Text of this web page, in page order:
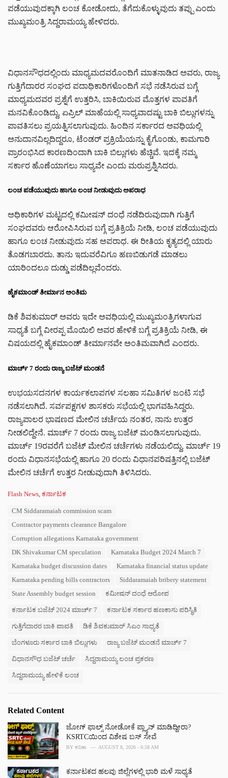
ಪಡೆಯುವುದಕ್ಕಾಗಿ ಲಂಚ ಕೋಡೋದು, ತೆಗೆದುಕೊಳ್ಳುವುದು ತಪ್ಪು ಎಂದು
ಮುಖ್ಯಮಂತ್ರಿ ಸಿದ್ದರಾಮಯ್ಯ ಹೇಳಿದರು.
ವಿಧಾನಸೌಧದಲ್ಲಿಂದು ಮಾಧ್ಯಮದವರೊಂದಿಗೆ ಮಾತನಾಡಿದ ಅವರು, ರಾಜ್ಯ
ಗುತ್ತಿಗೆದಾರರ ಸಂಘದ ಪದಾಧಿಕಾರಿಗಳೊಂದಿಗೆ ಸಭೆ ನಡೆಸಿರುವ ಬಗ್ಗೆ
ಮಾಧ್ಯಮದವರ ಪ್ರಶ್ನೆಗೆ ಉತ್ತರಿಸಿ, ಬಾಕಿಯಿರುವ ಮೊತ್ತಗಳ ಪಾವತಿಗೆ
ಮನವಿಕೊಂಡಿದ್ದು, ಏಪ್ರಿಲ್ ಮಾಹೆಯಲ್ಲಿ ಸಾಧ್ಯವಾದಷ್ಟು ಬಾಕಿ ಬಿಲ್ಲುಗಳನ್ನು
ಪಾವತಿಸಲು ಪ್ರಯತ್ನಿಸಲಾಗುವುದು. ಹಿಂದಿನ ಸರ್ಕಾರದ ಅವಧಿಯಲ್ಲಿ
ಅನುದಾನವಿಲ್ಲದಿದ್ದರೂ, ಟೆಂಡರ್ ಪ್ರಕ್ರಿಯೆಯನ್ನು ಕೈಗೊಂಡು, ಕಾಮಗಾರಿ
ಪ್ರಾರಂಭಿಸಿದ ಕಾರಣದಿಂದಾಗಿ ಬಾಕಿ ಬಿಲ್ಲುಗಳು ಹೆಚ್ಚಿವೆ. ಇದಕ್ಕೆ ನಮ್ಮ
ಸರ್ಕಾರ ಹೊಣೆಯಾಗಲು ಸಾಧ್ಯವೇ ಎಂದು ಮರುಪ್ರಶ್ನಿಸಿದರು.
ಲಂಚ ಪಡೆಯುವುದು ಹಾಗೂ ಲಂಚ ನೀಡುವುದು ಅಪರಾಧ
ಅಧಿಕಾರಿಗಳ ಮಟ್ಟದಲ್ಲಿ ಕಮೀಷನ್ ದಂಧೆ ನಡೆದಿರುವುದಾಗಿ ಗುತ್ತಿಗೆ
ಸಂಘದವರು ಆರೋಪಿಸಿರುವ ಬಗ್ಗೆ ಪ್ರತಿಕ್ರಿಯೆ ನೀಡಿ, ಲಂಚ ಪಡೆಯುವುದು
ಹಾಗೂ ಲಂಚ ನೀಡುವುದು ಸಹ ಅಪರಾಧ. ಈ ರೀತಿಯ ಕೃತ್ಯದಲ್ಲಿ ಯಾರು
ತೊಡಗಬಾರದು. ತಾನು ಇದುವರೆವಿಗೂ ಹಣಬಿಡುಗಡೆ ಮಾಡಲು
ಯಾರಿಂದಲೂ ದುಡ್ಡು ಪಡೆದಿಲ್ಲವೆಂದರು.
ಹೈಕಮಾಂಡ್ ತೀರ್ಮಾನ ಅಂತಿಮ
ಡಿಕೆ ಶಿವಕುಮಾರ್ ಅವರು ಇದೇ ಅವಧಿಯಲ್ಲಿ ಮುಖ್ಯಮಂತ್ರಿಗಳಾಗುವ
ಸಾಧ್ಯತೆ ಬಗ್ಗೆ ವೀರಪ್ಪ ಮೊಯಿಲಿ ಅವರ ಹೇಳಿಕೆ ಬಗ್ಗೆ ಪ್ರತಿಕ್ರಿಯೆ ನೀಡಿ, ಈ
ವಿಷಯದಲ್ಲಿ ಹೈಕಮಾಂಡ್ ತೀರ್ಮಾನವೇ ಅಂತಿಮವಾಗಿದೆ ಎಂದರು.
ಮಾರ್ಚ್ 7 ರಂದು ರಾಜ್ಯ ಬಜೆಟ್ ಮಂಡನೆ
ಉಭಯಸದನಗಳ ಕಾರ್ಯಕಲಾಪಗಳ ಸಲಹಾ ಸಮಿತಿಗಳ ಜಂಟಿ ಸಭೆ
ನಡೆಸಲಾಗಿದೆ. ಸರ್ವಪಕ್ಷಗಳ ಶಾಸಕರು ಸಭೆಯಲ್ಲಿ ಭಾಗವಹಿಸಿದ್ದರು.
ರಾಜ್ಯಪಾಲರ ಭಾಷಣದ ಮೇಲಿನ ಚರ್ಚೆಯ ನಂತರ, ನಾನು ಉತ್ತರ
ನೀಡಲಿದ್ದೇನೆ. ಮಾರ್ಚ್ 7 ರಂದು ರಾಜ್ಯ ಬಜೆಟ್ ಮಂಡಿಸಲಾಗುವುದು.
ಮಾರ್ಚ್ 19ರವರೆಗೆ ಬಜೆಟ್ ಮೇಲಿನ ಚರ್ಚೆಗಳು ನಡೆಯಲಿದ್ದು, ಮಾರ್ಚ್ 19
ರಂದು ವಿಧಾನಸಭೆಯಲ್ಲಿ ಹಾಗೂ 20 ರಂದು ವಿಧಾನಪರಿಷತ್ತಿನಲ್ಲಿ ಬಜೆಟ್
ಮೇಲಿನ ಚರ್ಚೆಗೆ ಉತ್ತರ ನೀಡುವುದಾಗಿ ತಿಳಿಸಿದರು.
C
Flash News ಕರ್ನಾಟಕ
CM Siddaramaiah commission scam
Contractor payments clearance Bangalore
Corruption allegations Karnataka government
DK Shivakumar CM speculation
Karnataka Budget 2024 March 7
Karnataka budget discussion dates
Karnataka financial status update
Karnataka pending bills contractors
Siddaramaiah bribery statement
State Assembly budget session
ಕಮೀಷನ್ ದಂಧೆ ಆರೋಪ
ಕರ್ನಾಟಕ ಬಜೆಟ್ 2024 ಮಾರ್ಚ್ 7 ಕರ್ನಾಟಕ ಸರ್ಕಾರ ಹಣಕಾಸು ಪರಿಸ್ಥಿತಿ
ಗುತ್ತಿಗೆದಾರರ ಬಾಕಿ ಪಾವತಿ ಡಿಕೆ ಶಿವಕುಮಾರ್ ಸಿಎಂ ಸಾಧ್ಯತೆ
ಬೆಂಗಳೂರು ಸರ್ಕಾರ ಬಾಕಿ ಬಿಲ್ಲುಗಳು ರಾಜ್ಯ ಬಜೆಟ್ ಮಂಡನೆ ಮಾರ್ಚ್ 7
ವಿಧಾನಸೌಧ ಬಜೆಟ್ ಚರ್ಚೆ ಸಿದ್ದರಾಮಯ್ಯ ಲಂಚ ಪ್ರಕರಣ
ಸಿದ್ದರಾಮಯ್ಯ ಹೇಳಿಕೆ ಲಂಚ
Related Content
ಜೋಗ್ ಫಾಲ್ಸ್ ನೋಡೋಕೆ ಪ್ಲ್ಯಾನ್ ಮಾಡಿದ್ದೀರಾ?
KSRTCಯಿಂದ ವಿಶೇಷ ಬಸ್ ಸೇವೆ
BY ಕವಿತಾ AUGUST 8, 2026 - 6:58 AM
ಕರ್ನಾಟಕದ ಹಲವು ಜಿಲ್ಲೆಗಳಲ್ಲಿ ಭಾರಿ ಮಳೆ ಸಾಧ್ಯತೆ